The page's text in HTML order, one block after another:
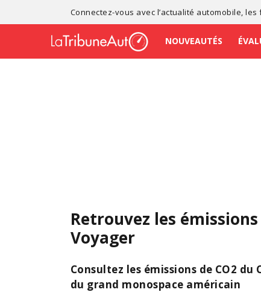
Connectez-vous avec l’actualité automobile , les
NOUVEAUTÉS
Retrouvez les
Voyager
Consultez les émissions de CO2
du grand monospace américain